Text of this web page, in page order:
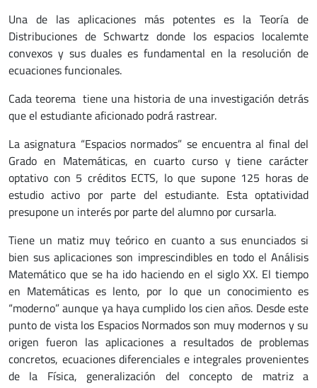
Una de las aplicaciones más potentes es la Teoría de
Distribuciones de Schwartz donde los espacios localemte
convexos y sus duales es fundamental en la resolución de
ecuaciones funcionales.
Cada teorema tiene una historia de una investigación detrás
que el estudiante aficionado podrá rastrear.
La asignatura “Espacios normados” se encuentra al final del
Grado en Matemáticas, en cuarto curso y tiene carácter
optativo con 5 créditos ECTS, lo que supone 125 horas de
estudio activo por parte del estudiante. Esta optatividad
presupone un interés por parte del alumno por cursarla.
Tiene un matiz muy teórico en cuanto a sus enunciados si
bien sus aplicaciones son imprescindibles en todo el Análisis
Matemático que se ha ido haciendo en el siglo XX. El tiempo
en Matemáticas es lento, por lo que un conocimiento es
“moderno” aunque ya haya cumplido los cien años. Desde este
punto de vista los Espacios Normados son muy modernos y su
origen fueron las aplicaciones a resultados de problemas
concretos, ecuaciones diferenciales e integrales provenientes
de la Física, generalización del concepto de matriz a